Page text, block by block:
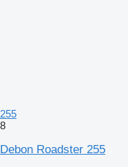
255
8
Debon Roadster 255